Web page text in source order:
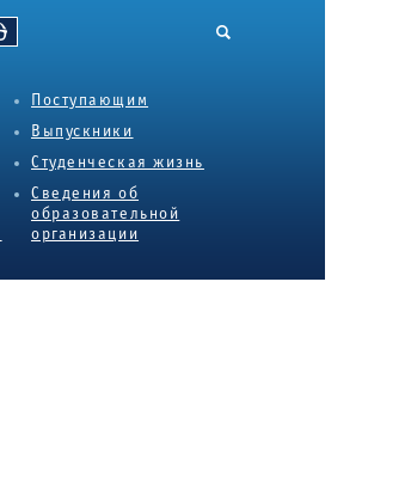
ВЕРСИЯ ДЛЯ СЛАБОВИДЯЩИХ
Поступающим
Выпускники
Студенческая жизнь
Сведения об
образовательной
организации